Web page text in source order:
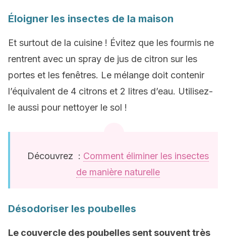
Éloigner les insectes de la maison
Et surtout de la cuisine ! Évitez que les fourmis ne
rentrent avec un spray de jus de citron sur les
portes et les fenêtres. Le mélange doit contenir
l’équivalent de 4 citrons et 2 litres d’eau. Utilisez-
le aussi pour nettoyer le sol !
Découvrez : Comment éliminer les insectes
de manière naturelle
Désodoriser les poubelles
Le couvercle des poubelles sent souvent très